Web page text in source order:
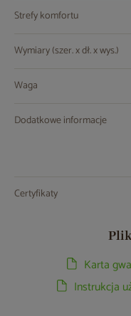
Strefy komfortu
Wymiary (szer. x dł. x wys.)
Waga
Dodatkowe informacje
Certyfikaty
Karta
Instrukcja